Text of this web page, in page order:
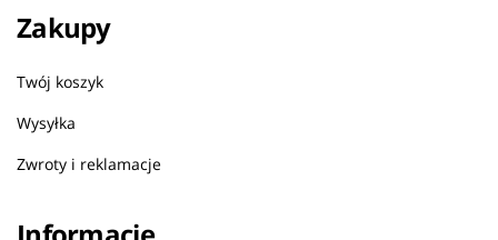
Zakupy
Twój koszyk
Wysyłka
Zwroty i reklamacje